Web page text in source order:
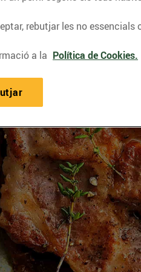
rebutjar les no essencials
a la Política de Cookies.